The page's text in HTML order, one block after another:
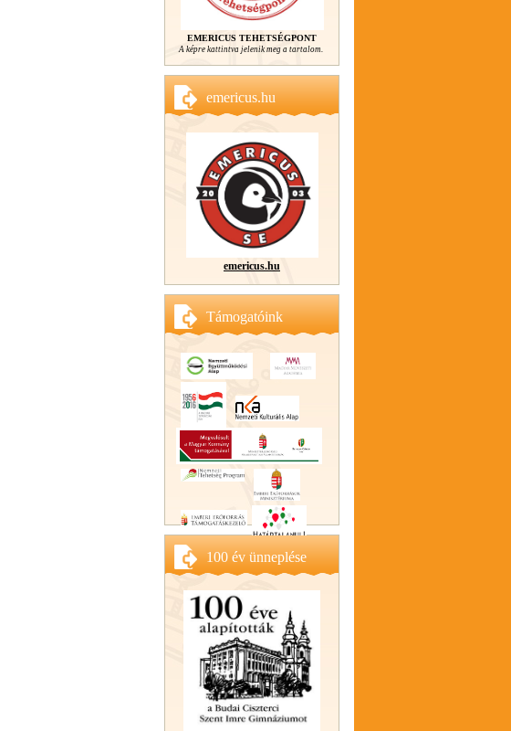
EMERICUS TEHETSÉGPONT
A képre kattintva jelenik meg a tartalom.
emericus.hu
emericus.hu
Támogatóink
100 év ünneplése